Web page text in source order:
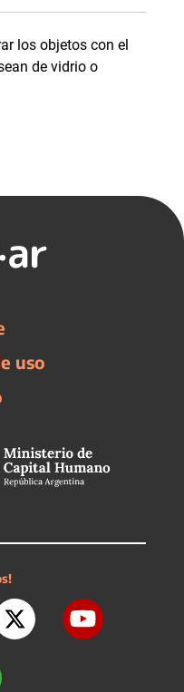
los objetos con el
de vidrio o
uso